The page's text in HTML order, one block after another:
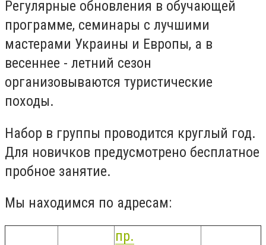
Регулярные обновления в обучающей
программе, семинары с лучшими
мастерами Украины и Европы, а в
весеннее - летний сезон
организовываются туристические
походы.
Набор в группы проводится круглый год.
Для новичков предусмотрено бесплатное
пробное занятие.
Мы находимся по адресам:
пр.